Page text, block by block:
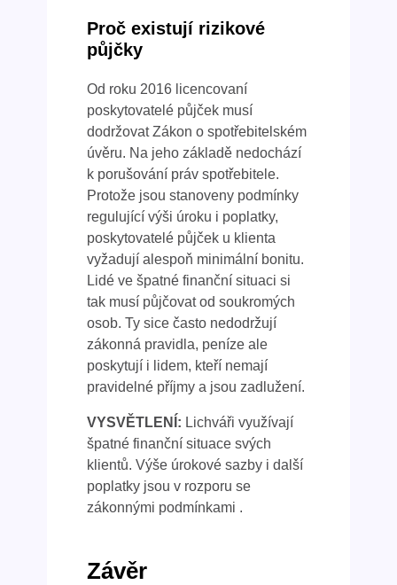
Proč existují rizikové
půjčky
Od roku 2016 licencovaní
poskytovatelé půjček musí
dodržovat Zákon o spotřebitelském
úvěru. Na jeho základě nedochází
k porušování práv spotřebitele.
Protože jsou stanoveny podmínky
regulující výši úroku i poplatky,
poskytovatelé půjček u klienta
vyžadují alespoň minimální bonitu.
Lidé ve špatné finanční situaci si
tak musí půjčovat od soukromých
osob. Ty sice často nedodržují
zákonná pravidla, peníze ale
poskytují i lidem, kteří nemají
pravidelné příjmy a jsou zadlužení.
VYSVĚTLENÍ: Lichváři využívají
špatné finanční situace svých
klientů. Výše úrokové sazby i další
poplatky jsou v rozporu se
zákonnými podmínkami .
Závěr